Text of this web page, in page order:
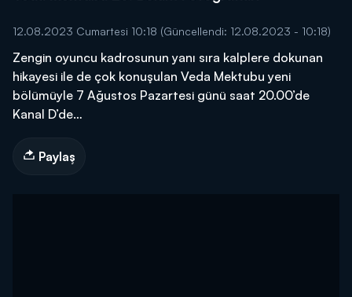
12.08.2023 Cumartesi 10:18 (Güncellendi: 12.08.2023 - 10:18)
Zengin oyuncu kadrosunun yanı sıra kalplere dokunan
hikayesi ile de çok konuşulan Veda Mektubu yeni
bölümüyle 7 Ağustos Pazartesi günü saat 20.00’de
Kanal D’de…
Paylaş